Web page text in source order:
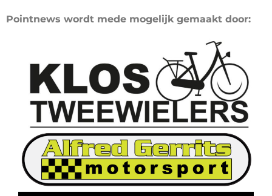
Pointnews wordt mede mogelijk gemaakt door: